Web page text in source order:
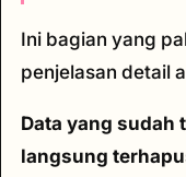
Ini bagian yang
penjelasan detail
Data yang sudah
langsung